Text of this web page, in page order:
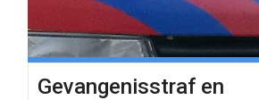
Gevangenisstraf en